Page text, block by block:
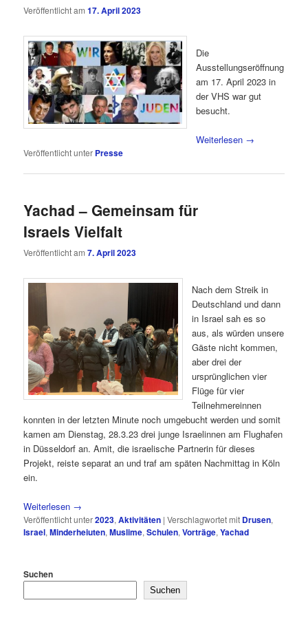
Veröffentlicht am17. April 2023
Die
Ausstellungseröffnung
am 17. April 2023 in
der VHS war gut
besucht.
Weiterlesen →
Veröffentlicht unter Presse
Yachad – Gemeinsam für
Israels Vielfalt
Veröffentlicht am7. April 2023
Nach dem Streik in
Deutschland und dann
in Israel sah es so
aus, als würden unsere
Gäste nicht kommen,
aber drei der
ursprünglichen vier
Flüge für vier
Teilnehmereinnen
konnten in der letzten Minute noch umgebucht werden und somit
kamen am Dienstag, 28.3.23 drei junge Israelinnen am Flughafen
in Düsseldorf an. Amit, die israelische Partnerin für dieses
Projekt, reiste separat an und traf am späten Nachmittag in Köln
ein.
Weiterlesen →
Veröffentlicht unter2023,Aktivitäten |Verschlagwortet mit Drusen,
Israel,Minderheiuten,Muslime,Schulen,Vorträge,Yachad
Suchen
Suchen